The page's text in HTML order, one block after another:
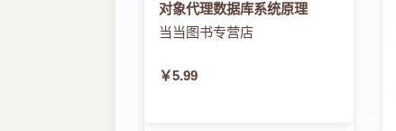
对象代理数据库系统原理
当当图书专营店
￥5.99